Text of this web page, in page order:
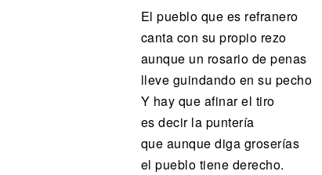
El pueblo que es refranero
canta con su propio rezo
aunque un rosario de penas
lleve guindando en su pecho
Y hay que afinar el tiro
es decir la puntería
que aunque diga groserías
el pueblo tiene derecho.